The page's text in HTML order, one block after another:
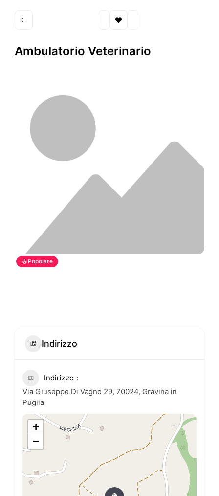
Ambulatorio Veterinario
Popolare
Indirizzo
Indirizzo
Via Giuseppe Di Vagno 29, 70024, Gravina in
Puglia
+
−